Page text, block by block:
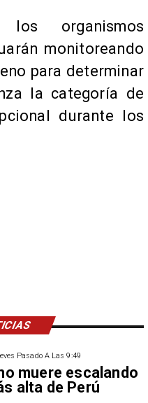
Pasado A Las 9:49
muere escalando
alta de Perú
organismos
monitoreando
para determinar
la categoría de
durante los